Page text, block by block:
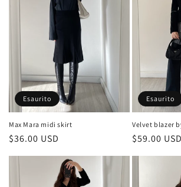
Esaurito
Max Mara midi skirt
Prezzo
di
$36.00 USD
Esaurito
Velvet blazer
Prezzo
di
$59.00 USD